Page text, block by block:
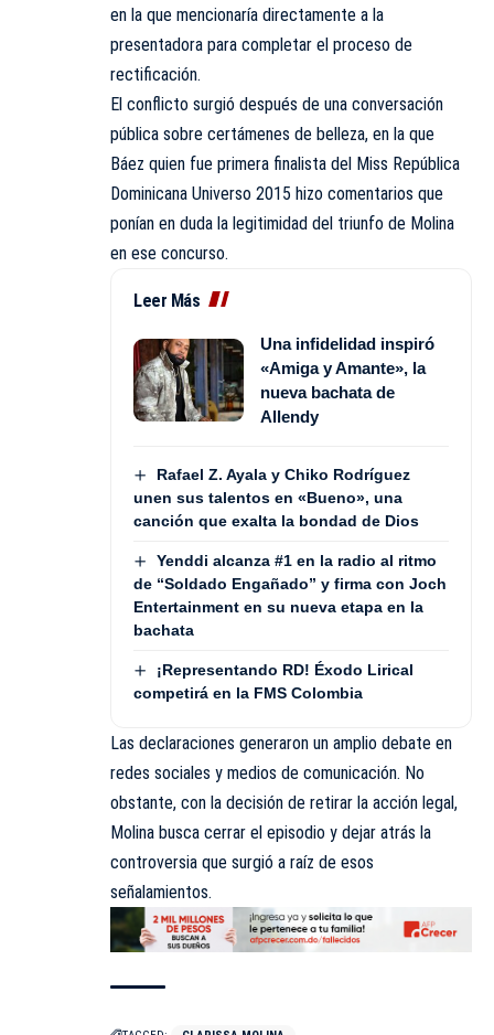
en la que mencionaría directamente a la
presentadora para completar el proceso de
rectificación.
El conflicto surgió después de una conversación
pública sobre certámenes de belleza, en la que
Báez quien fue primera finalista del Miss República
Dominicana Universo 2015 hizo comentarios que
ponían en duda la legitimidad del triunfo de Molina
en ese concurso.
Leer Más
Una infidelidad inspiró
«Amiga y Amante», la
nueva bachata de
Allendy
Rafael Z. Ayala y Chiko Rodríguez
unen sus talentos en «Bueno», una
canción que exalta la bondad de Dios
Yenddi alcanza #1 en la radio al ritmo
de “Soldado Engañado” y firma con Joch
Entertainment en su nueva etapa en la
bachata
¡Representando RD! Éxodo Lirical
competirá en la FMS Colombia
Las declaraciones generaron un amplio debate en
redes sociales y medios de comunicación. No
obstante, con la decisión de retirar la acción legal,
Molina busca cerrar el episodio y dejar atrás la
controversia que surgió a raíz de esos
señalamientos.